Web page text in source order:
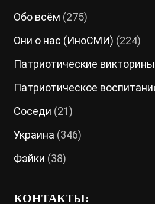
Обо всём (275)
Они о нас (ИноСМИ) (224)
Патриотические викторины
Патриотическое
Соседи (21)
Украина (346)
Фэйки (38)
КОНТАКТЫ: